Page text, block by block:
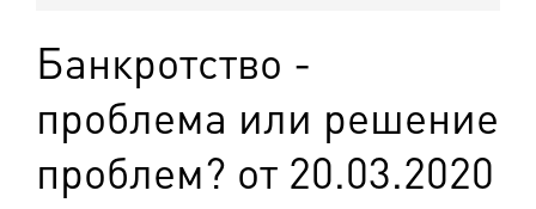
Банкротство -
проблема или решение
проблем? от 20.03.2020